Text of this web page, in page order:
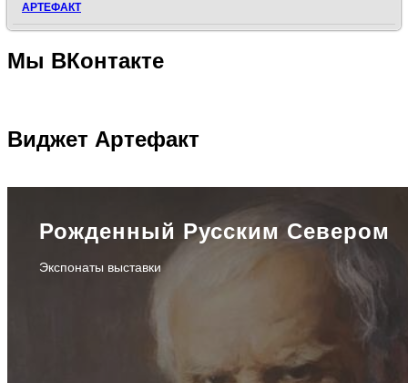
АРТЕФАКТ
Мы ВКонтакте
Виджет Артефакт
Рожденный Русским Севером
Экспонаты выставки